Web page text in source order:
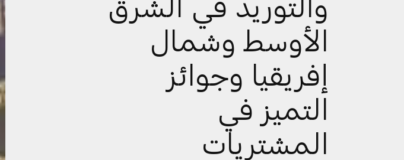
الأوسط وشمال
إفريقيا وجوائز
التميز في
المشتريات